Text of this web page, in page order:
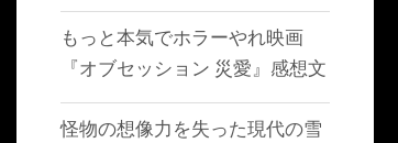
もっと本気でホラーやれ映画
『オブセッション 災愛』感想文
怪物の想像力を失った現代の雪